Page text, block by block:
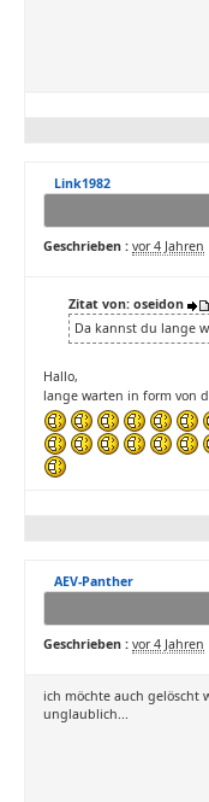
Link1982
Geschrieben : vor 4 Jahren
Zitat von: oseidon
Da kannst du lange
Hallo,
lange warten in form von
AEV-Panther
Geschrieben : vor 4 Jahren
ich möchte auch gelöscht
unglaublich...